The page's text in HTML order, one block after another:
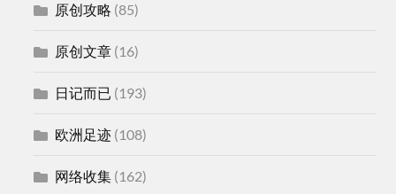
原创攻略 (85)
原创文章 (16)
日记而已 (193)
欧洲足迹 (108)
网络收集 (162)